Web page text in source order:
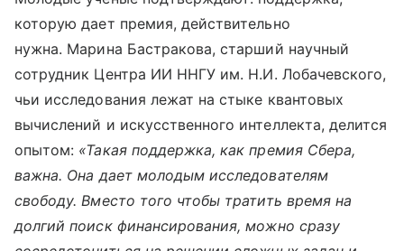
которую дает премия, действительно
нужна. Марина Бастракова, старший научный
сотрудник Центра ИИ ННГУ им. Н.И. Лобачевского,
чьи исследования лежат на стыке квантовых
вычислений и искусственного интеллекта, делится
опытом: «Такая поддержка, как премия Сбера,
важна. Она дает молодым исследователям
свободу. Вместо того чтобы тратить время на
долгий поиск финансирования, можно сразу